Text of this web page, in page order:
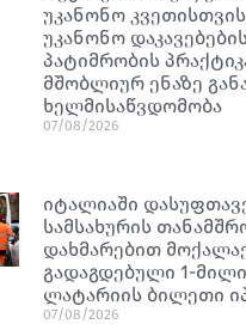
უკანონო
უკანონო
პატიმრობის
მშობლიურ ენაზე
ხელმისაწვდომობა
07/08/2026
იტალიაში
სამსახურის
დახმარებით
გადაგდებული 1-
ლატარიის ბილეთი
07/08/2026